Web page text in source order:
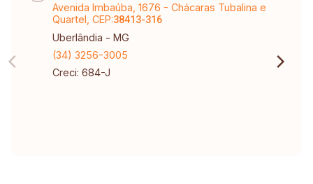
Avenida Imbaúba, 1676 - Chácaras Tubalina e
Quartel, CEP:38413-316
Uberlândia - MG
(34) 3256-3005
Creci: 684-J